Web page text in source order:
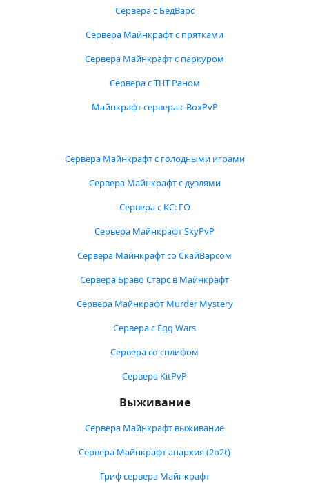
Сервера с БедВарс
Сервера Майнкрафт с прятками
Сервера Майнкрафт с паркуром
Сервера с ТНТ Раном
Майнкрафт сервера с BoxPvP
Сервера Майнкрафт с голодными играми
Сервера Майнкрафт с дуэлями
Сервера с КС: ГО
Сервера Майнкрафт SkyPvP
Сервера Майнкрафт со СкайВарсом
Сервера Браво Старс в Майнкрафт
Сервера Майнкрафт Murder Mystery
Сервера с Egg Wars
Сервера со сплифом
Сервера KitPvP
Выживание
Сервера Майнкрафт выживание
Сервера Майнкрафт анархия (2b2t)
Гриф сервера Майнкрафт